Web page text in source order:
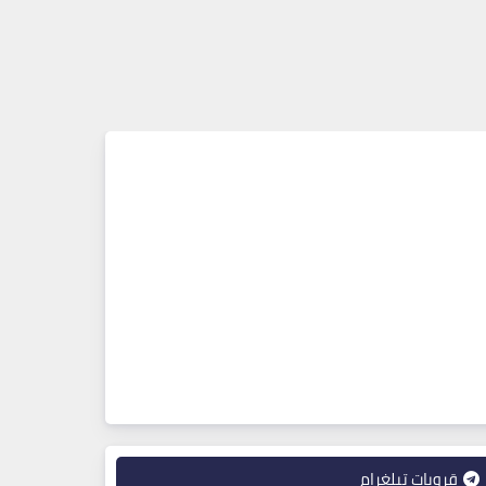
قروبات تيلغرام